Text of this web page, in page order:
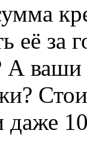
её за
ваши
даже